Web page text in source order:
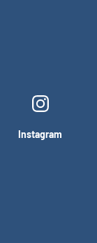
Instagram